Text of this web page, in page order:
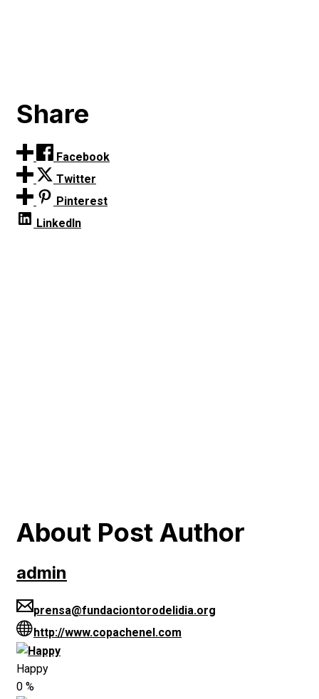
Share
Facebook
Twitter
Pinterest
LinkedIn
About Post Author
admin
prensa@fundaciontorodelidia.org
http://www.copachenel.com
Happy
0 %